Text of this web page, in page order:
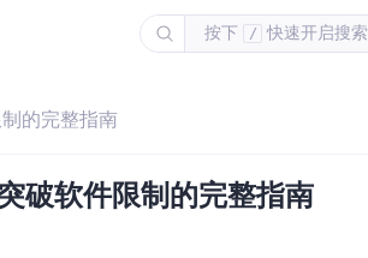
按下 / 快速开启搜索
的完整指南
破软件限制的完整指南